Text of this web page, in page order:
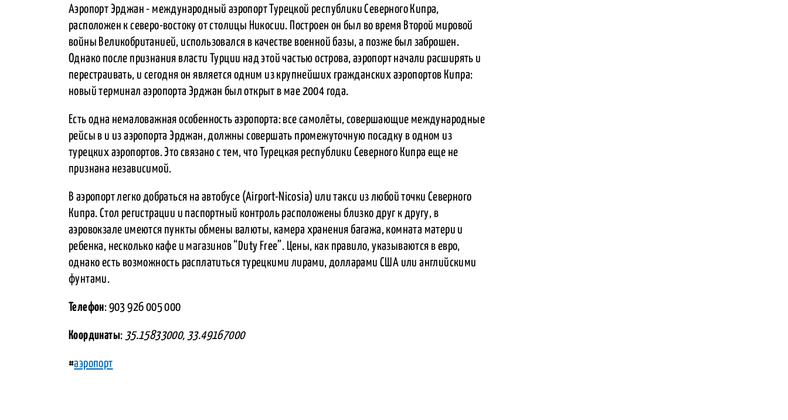
Аэропорт Эрджан - международный аэропорт Турецкой республики Северного Кипра,
расположен к северо-востоку от столицы Никосии. Построен он был во время Второй мировой
войны Великобританией, использовался в качестве военной базы, а позже был заброшен.
Однако после признания власти Турции над этой частью острова, аэропорт начали расширять и
перестраивать, и сегодня он является одним из крупнейших гражданских аэропортов Кипра:
новый терминал аэропорта Эрджан был открыт в мае 2004 года.
Есть одна немаловажная особенность аэропорта: все самолёты, совершающие международные
рейсы в и из аэропорта Эрджан, должны совершать промежуточную посадку в одном из
турецких аэропортов. Это связано с тем, что Турецкая республики Северного Кипра еще не
признана независимой.
В аэропорт легко добраться на автобусе (Airport-Nicosia) или такси из любой точки Северного
Кипра. Стол регистрации и паспортный контроль расположены близко друг к другу, в
аэровокзале имеются пункты обмены валюты, камера хранения багажа, комната матери и
ребенка, несколько кафе и магазинов “Duty Free”. Цены, как правило, указываются в евро,
однако есть возможность расплатиться турецкими лирами, долларами США или английскими
фунтами.
Телефон: 903 926 005 000
Координаты: 35.15833000, 33.49167000
#аэропорт